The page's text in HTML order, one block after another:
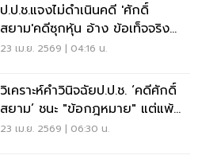
ป.ป.ช.แจงไม่ดำเนินคดี 'ศักดิ์
สยาม'คดีซุกหุ้น อ้าง ข้อเท็จจริง
คนละประเด็นกับศาลรัฐธรรมนูญ
23 เม.ย. 2569 | 04:16 น.
วิเคราะห์คำวินิจฉัยป.ป.ช. ‘คดีศักดิ์
สยาม’ ชนะ "ข้อกฎหมาย" แต่แพ้
"ตรรกะ"
23 เม.ย. 2569 | 06:30 น.